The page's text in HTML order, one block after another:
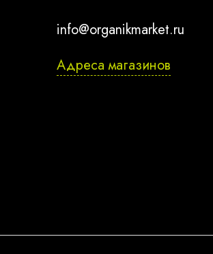
info@organikmarket.ru
Адреса магазинов